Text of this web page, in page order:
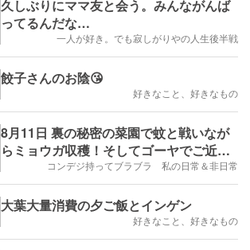
久しぶりにママ友と会う。みんながんば
ってるんだな…
一人が好き。でも寂しがりやの人生後半戦
餃子さんのお陰😘
好きなこと、好きなもの
8月11日 裏の秘密の菜園で蚊と戦いなが
らミョウガ収穫！そしてゴーヤでご近所
さんハッピー計画！
コンデジ持ってブラブラ 私の日常＆非日常
大葉大量消費の夕ご飯とインゲン
好きなこと、好きなもの